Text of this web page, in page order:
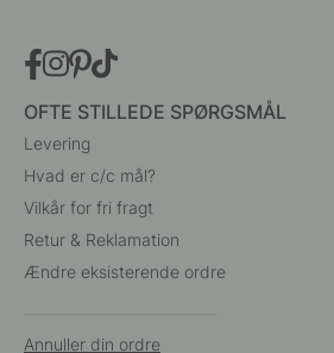
OFTE STILLEDE SPØRGSMÅL
Levering
Hvad er c/c mål?
Vilkår for fri fragt
Retur & Reklamation
Ændre eksisterende ordre
Annuller din ordre